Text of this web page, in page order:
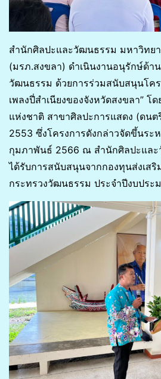
สำนักศิลปะและวัฒนธรรม มหาวิทย
(มรภ.สงขลา) ดำเนินงานอนุรักษ์ด้า
วัฒนธรรม ด้วยการร่วมสนับสนุนโค
เพลงปี่สำเนียงของจังหวัดสงขลา”
แห่งชาติ สาขาศิลปะการแสดง (ดน
2553 ซึ่งโครงการดังกล่าวจัดขึ้นระ
กุมภาพันธ์ 2566 ณ สำนักศิลปะแล
ได้รับการสนับสนุนจากกองทุนส่งเส
กระทรวงวัฒนธรรม ประจำปีงบปร